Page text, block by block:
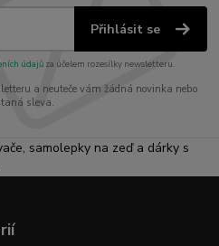
Přihlásit se
údajůza účelem rozesílky newsletteru.
a neuteče vám žádná novinka nebo
sleva.
samolepky na zeď a dárky s